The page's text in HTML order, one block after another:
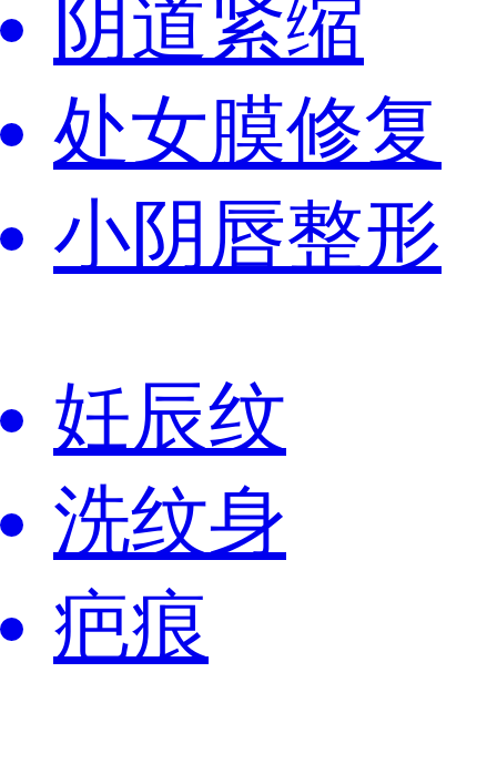
阴道紧缩
处女膜修复
小阴唇整形
妊辰纹
洗纹身
疤痕